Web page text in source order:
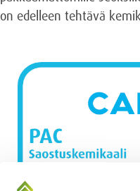
on edelleen tehtävä